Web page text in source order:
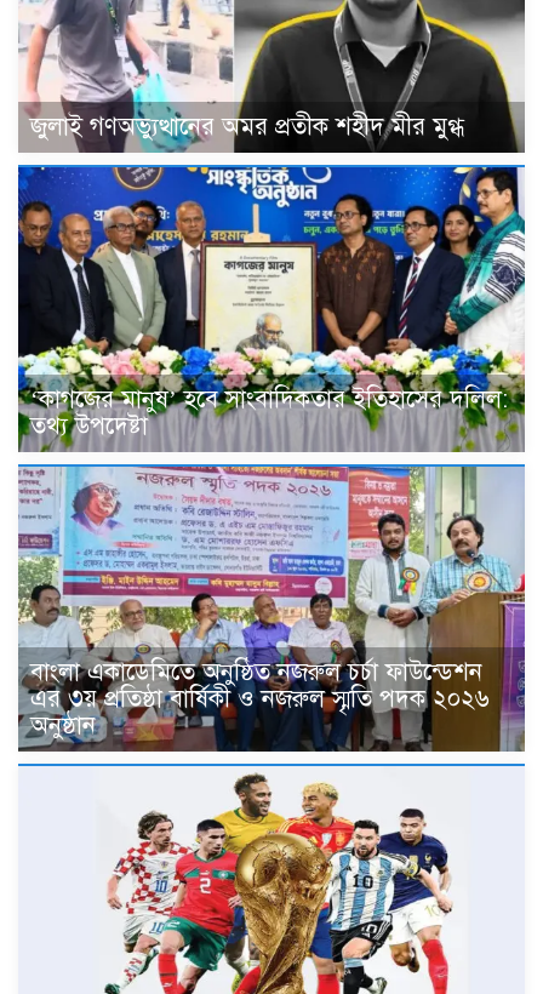
জুলাই গণঅভ্যুত্থানের অমর প্রতীক শহীদ মীর মুগ্ধ
‘কাগজের মানুষ’ হবে সাংবাদিকতার ইতিহাসের দলিল:
তথ্য উপদেষ্টা
বাংলা একাডেমিতে অনুষ্ঠিত নজরুল চর্চা ফাউন্ডেশন
এর ৩য় প্রতিষ্ঠা বার্ষিকী ও নজরুল স্মৃতি পদক ২০২৬
অনুষ্ঠান